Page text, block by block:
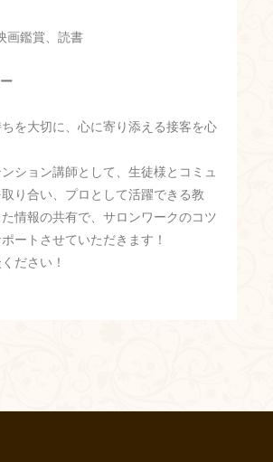
画鑑賞、読書
を大切に、心に寄り添える接客を心
ション講師として、生徒様とコミュ
り合い、プロとして活躍できる教
情報の共有で、サロンワークのコツ
ートさせていただきます！
ださい！